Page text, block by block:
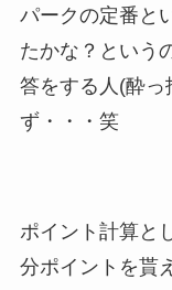
パークの定番と
たかな？という
答をする人(酔っ
ず・・・笑
ポイント計算と
分ポイントを貰